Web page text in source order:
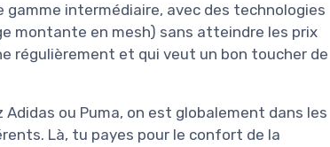
gamme intermédiaire, avec des technologies
montante en mesh) sans atteindre les prix
régulièrement et qui veut un bon toucher de
ou Puma, on est globalement dans les
Là, tu payes pour le confort de la